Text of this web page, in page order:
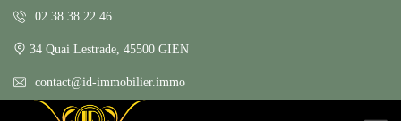
02 38 38 22 46
34 Quai Lestrade, 45500 GIEN
contact@id-immobilier.immo